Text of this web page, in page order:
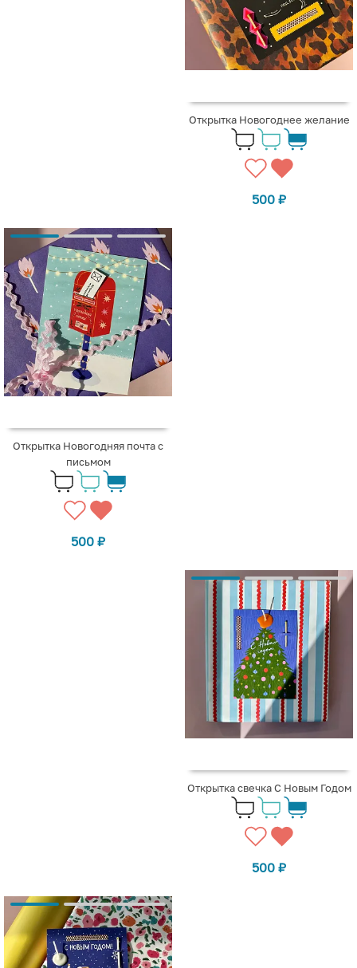
Открытка Новогоднее желание
500 ₽
Открытка Новогодняя почта с
письмом
500 ₽
Открытка свечка С Новым Годом
500 ₽